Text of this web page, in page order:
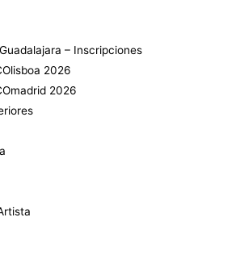
– Inscripciones
2026
2026